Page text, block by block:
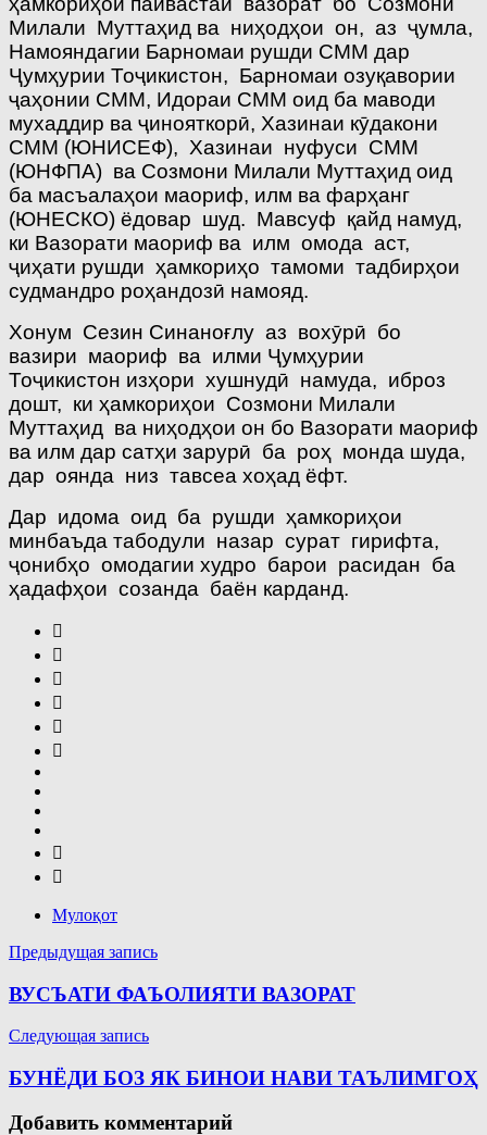
Милали Муттаҳид ва ниҳодҳои он, аз ҷумла,
Намояндагии Барномаи рушди СММ дар
Ҷумҳурии Тоҷикистон, Барномаи озуқавории
ҷаҳонии СММ, Идораи СММ оид ба маводи
мухаддир ва ҷинояткорӣ, Хазинаи кӯдакони
СММ (ЮНИСЕФ), Хазинаи нуфуси СММ
(ЮНФПА) ва Созмони Милали Муттаҳид оид
ба масъалаҳои маориф, илм ва фарҳанг
(ЮНЕСКО) ёдовар шуд. Мавсуф қайд намуд,
ки Вазорати маориф ва илм омода аст,
ҷиҳати рушди ҳамкориҳо тамоми тадбирҳои
судмандро роҳандозӣ намояд.
Хонум Сезин Синаноғлу аз вохӯрӣ бо
вазири маориф ва илми Ҷумҳурии
Тоҷикистон изҳори хушнудӣ намуда, иброз
дошт, ки ҳамкориҳои Созмони Милали
Муттаҳид ва ниҳодҳои он бо Вазорати маориф
ва илм дар сатҳи зарурӣ ба роҳ монда шуда,
дар оянда низ тавсеа хоҳад ёфт.
Дар идома оид ба рушди ҳамкориҳои
минбаъда табодули назар сурат гирифта,
ҷонибҳо омодагии худро барои расидан ба
ҳадафҳои созанда баён карданд.
Мулоқот
Навигация
по
Предыдущая запись
ВУСЪАТИ ФАЪОЛИЯТИ ВАЗОРАТ
Следующая запись
БУНЁДИ БОЗ ЯК БИНОИ НАВИ ТАЪЛИМГОҲ
Добавить комментарий